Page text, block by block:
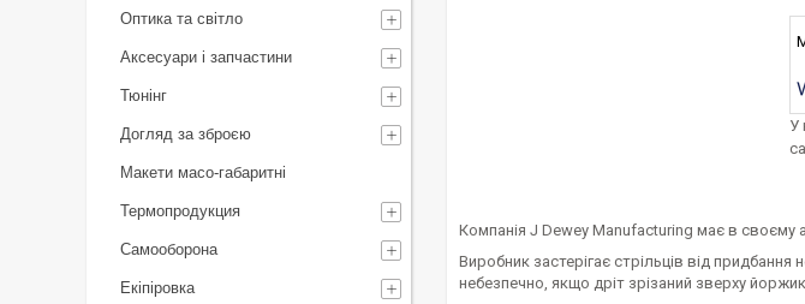
У
Компанія J Dewey Manufacturing має в своєму
Виробник застерігає стрільців від
небезпечно, якщо дріт зрізаний зверху
Оптика та світло
Аксесуари і запчастини
Тюнінг
Догляд за зброєю
Макети масо-габаритні
Термопродукция
Самооборона
Екіпіровка